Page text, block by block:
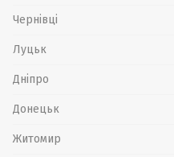
Чернівці
Луцьк
Дніпро
Донецьк
Житомир